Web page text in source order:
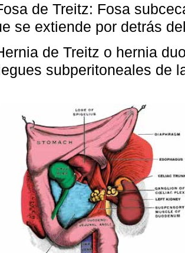
de Treitz: Fosa
se extiende por detrás
de Treitz o hernia
subperitoneales de